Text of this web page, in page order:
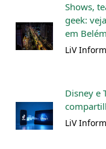
Shows,
geek:
em Belém
LiV
Disney e
LiV